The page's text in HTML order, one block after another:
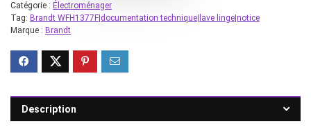
Catégorie : Électroménager
Tag: Brandt WFH1377F|documentation technique|lave linge|notice
Marque : Brandt
Description